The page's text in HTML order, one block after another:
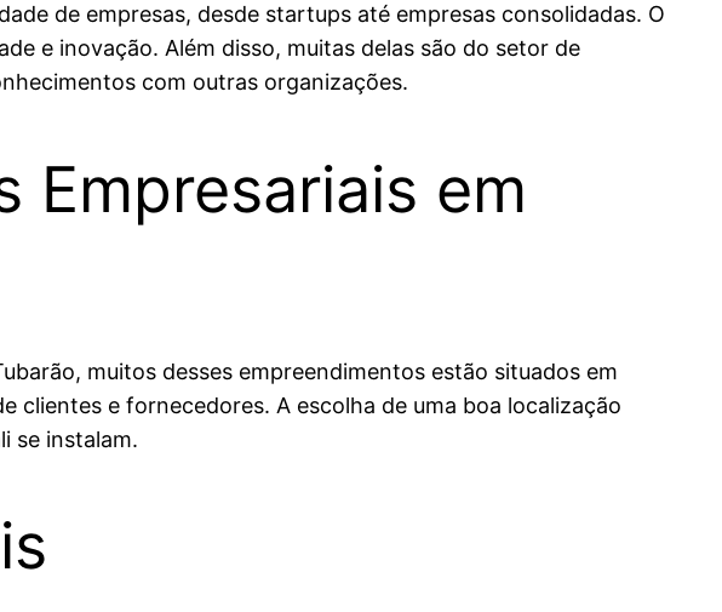
de empresas, desde startups até empresas consolidadas. O
e inovação. Além disso, muitas delas são do setor de
com outras organizações.
Empresariais em
muitos desses empreendimentos estão situados em
clientes e fornecedores. A escolha de uma boa localização
se instalam.